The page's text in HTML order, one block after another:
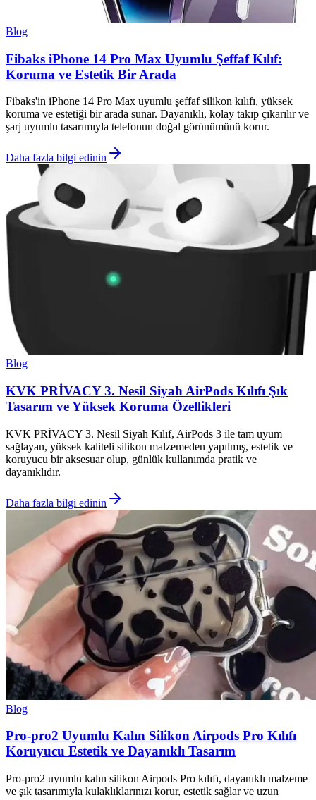
Blog
Fibaks iPhone 14 Pro Max Uyumlu Şeffaf Kılıf:
Koruma ve Estetik Bir Arada
Fibaks'in iPhone 14 Pro Max uyumlu şeffaf silikon kılıfı, yüksek
koruma ve estetiği bir arada sunar. Dayanıklı, kolay takıp çıkarılır ve
şarj uyumlu tasarımıyla telefonun doğal görünümünü korur.
Daha fazla bilgi edinin
Blog
KVK PRİVACY 3. Nesil Siyah AirPods Kılıfı Şık
Tasarım ve Yüksek Koruma Özellikleri
KVK PRİVACY 3. Nesil Siyah Kılıf, AirPods 3 ile tam uyum
sağlayan, yüksek kaliteli silikon malzemeden yapılmış, estetik ve
koruyucu bir aksesuar olup, günlük kullanımda pratik ve
dayanıklıdır.
Daha fazla bilgi edinin
Blog
Pro-pro2 Uyumlu Kalın Silikon Airpods Pro Kılıfı
Koruyucu Estetik ve Dayanıklı Tasarım
Pro-pro2 uyumlu kalın silikon Airpods Pro kılıfı, dayanıklı malzeme
ve şık tasarımıyla kulaklıklarınızı korur, estetik sağlar ve uzun